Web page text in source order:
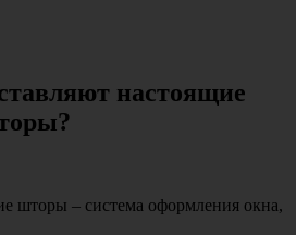
настоящие
шторы – система оформления окна,